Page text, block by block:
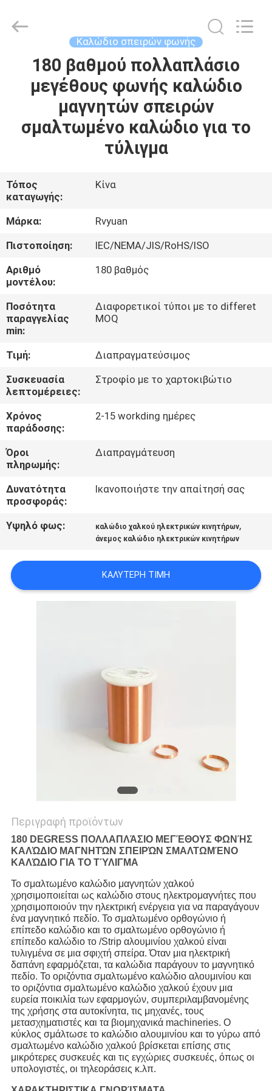
ΣΠΊΤΙ
ΠΡΟΪΌΝΤΑ
ΒΊΝΤΕΟ
ΠΕΡΊΠΟΥ
ΕΜΕΊΣ
ΓΎΡΟΣ
ΕΡΓΟΣΤΑΣΊΩΝ
ΠΟΙΟΤΙΚΌΣ
ΈΛΕΓΧΟΣ
ΜΑΣ
ΕΛΆΤΕ
ΣΕ
ΕΠΑΦΉ
ΜΕ
ΕΙΔΉΣΕΙΣ
ΖΗΤΉΣΤΕ
ΑΠΌΣΠΑΣΜΑ
SITEMAP
Material
Co,.Ltd.
Καλώδιο σπειρών φωνής
180 βαθμού πολλαπλάσιο
μεγέθους φωνής καλώδιο
μαγνητών σπειρών
σμαλτωμένο καλώδιο για το
τύλιγμα
Τόπος
καταγωγής:
Κίνα
Μάρκα:
Rvyuan
Πιστοποίηση:
IEC/NEMA/JIS/RoHS/ISO
Αριθμό
μοντέλου:
180 βαθμός
Ποσότητα
παραγγελίας
min:
Διαφορετικοί τύποι με το differet
MOQ
Τιμή:
Διαπραγματεύσιμος
Συσκευασία
λεπτομέρειες:
Στροφίο με το χαρτοκιβώτιο
Χρόνος
παράδοσης:
2-15 workding ημέρες
Όροι
πληρωμής:
Διαπραγμάτευση
Δυνατότητα
προσφοράς:
Ικανοποιήστε την απαίτησή σας
Υψηλό φως: καλώδιο χαλκού ηλεκτρικών κινητήρων,
άνεμος καλώδιο ηλεκτρικών κινητήρων
ΚΑΛΎΤΕΡΗ ΤΙΜΉ
Περιγραφή προϊόντων
180 DEGRESS ΠΟΛΛΑΠΛΆΣΙΟ ΜΕΓΈΘΟΥΣ ΦΩΝΉΣ
ΚΑΛΏΔΙΟ ΜΑΓΝΗΤΏΝ ΣΠΕΙΡΏΝ ΣΜΑΛΤΩΜΈΝΟ
ΚΑΛΏΔΙΟ ΓΙΑ ΤΟ ΤΎΛΙΓΜΑ
Το σμαλτωμένο καλώδιο μαγνητών χαλκού
χρησιμοποιείται ως καλώδιο στους ηλεκτρομαγνήτες που
χρησιμοποιούν την ηλεκτρική ενέργεια για να παραγάγουν
ένα μαγνητικό πεδίο. Το σμαλτωμένο ορθογώνιο ή
επίπεδο καλώδιο και το σμαλτωμένο ορθογώνιο ή
επίπεδο καλώδιο το /Strip αλουμινίου χαλκού είναι
τυλιγμένα σε μια σφιχτή σπείρα. Όταν μια ηλεκτρική
δαπάνη εφαρμόζεται, τα καλώδια παράγουν το μαγνητικό
πεδίο. Το οριζόντια σμαλτωμένο καλώδιο αλουμινίου και
το οριζόντια σμαλτωμένο καλώδιο χαλκού έχουν μια
ευρεία ποικιλία των εφαρμογών, συμπεριλαμβανομένης
της χρήσης στα αυτοκίνητα, τις μηχανές, τους
μετασχηματιστές και τα βιομηχανικά machineries. Ο
κύκλος σμάλτωσε το καλώδιο αλουμινίου και το γύρω από
σμαλτωμένο καλώδιο χαλκού βρίσκεται επίσης στις
μικρότερες συσκευές και τις εγχώριες συσκευές, όπως οι
υπολογιστές, οι τηλεοράσεις κ.λπ.